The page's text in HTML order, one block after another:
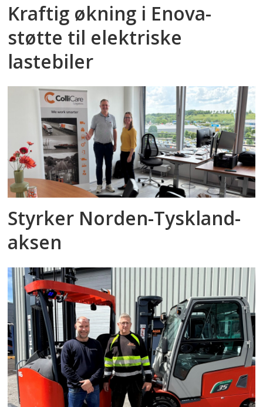
Kraftig økning i Enova-
støtte til elektriske
lastebiler
Styrker Norden-Tyskland-
aksen